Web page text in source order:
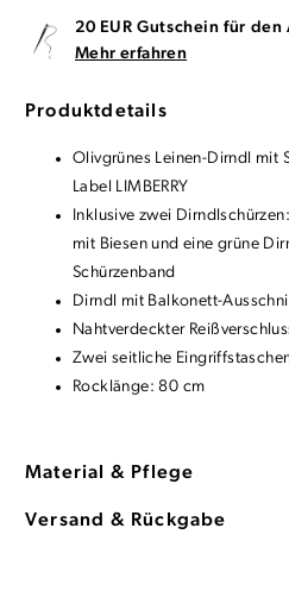
20 EUR Gutschein für
Mehr erfahren
Produktdetails
Olivgrünes Leinen-Dirndl mit
Label LIMBERRY
Inklusive zwei
mit Biesen und eine grüne
Schürzenband
Dirndl mit Balkonett-
Nahtverdeckter
Zwei seitliche
Rocklänge: 80 cm
Material & Pflege
Versand & Rückgabe